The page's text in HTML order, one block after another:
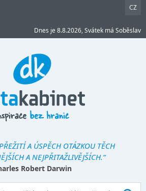
CZ
Dnes je 8.8.2026, Svátek má Soběslav
A ÚSPĚCH OTÁZKOU TĚCH
A NEJPŘITAŽLIVĚJŠÍCH.“
Robert Darwin